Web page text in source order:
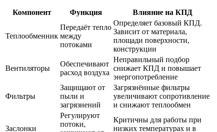
Компонент Функция Влияние на КПД
Теплообменник
Передаёт тепло
между
потоками
Определяет базовый КПД.
Зависит от материала,
площади поверхности,
конструкции
Вентиляторы
Обеспечивают
расход воздуха
Неправильный подбор
снижает КПД и повышает
энергопотребление
Фильтры
Защищают от
пыли и
загрязнений
Загрязнённые фильтры
увеличивают сопротивление
и снижают теплообмен
Заслонки
Регулируют
потоки,
Критичны для работы при
низких температурах и в